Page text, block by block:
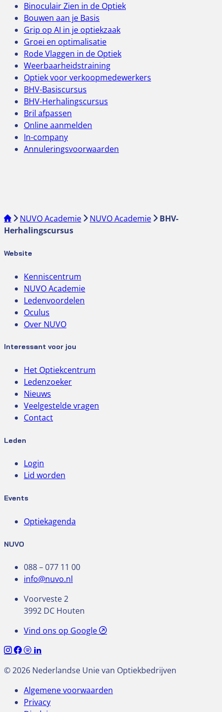
Binoculair Zien in de Optiek
Bouwen aan je Basis
Grip op AI in je optiekzaak
Groei en optimalisatie
Rode Vlaggen in de Optiek
Weerbaarheidstraining
Optiek voor verkoopmedewerkers
BHV-Basiscursus
BHV-Herhalingscursus
Bril afpassen
Online aanmelden
In-company
Annuleringsvoorwaarden
NUVO Academie NUVO Academie
BHV-
Herhalingscursus
Website
Kenniscentrum
NUVO Academie
Ledenvoordelen
Oculus
Over NUVO
Interessant voor jou
Het Optiekcentrum
Ledenzoeker
Nieuws
Veelgestelde vragen
Contact
Leden
Login
Lid worden
Events
Optiekagenda
NUVO
088 – 077 11 00
info@nuvo.nl
Voorveste 2
3992 DC Houten
Vind ons op Google
© 2026 Nederlandse Unie van Optiekbedrijven
Algemene voorwaarden
Privacy